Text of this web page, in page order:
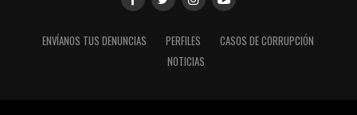
ENVÍANOS TUS DENUNCIAS PERFILES
CASOS DE CORRUPCIÓN
NOTICIAS